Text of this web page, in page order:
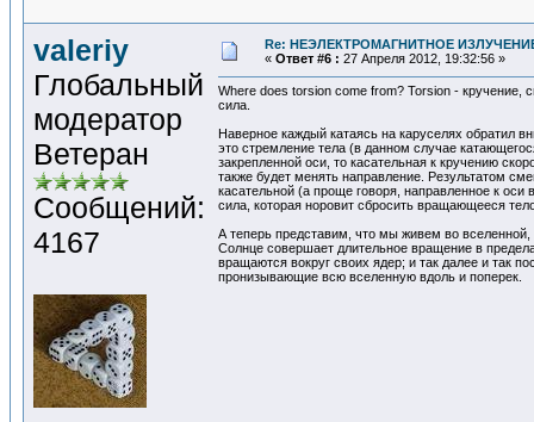
valeriy
Глобальный
модератор
Ветеран
Сообщений:
4167
Re: НЕЭЛЕКТРОМАГНИТНОЕ
« Ответ #6 : 27 Апреля 2012, 19:32:56 »
Where does torsion come from? Torsion - кручение,
сила.
Наверное каждый катаясь на каруселях обратил
это стремление тела (в данном случае
закрепленной оси, то касательная к кручению
также будет менять направление. Результатом
касательной (а проще говоря, направленное к
сила, которая норовит сбросить вращающееся
А теперь представим, что мы живем во вселенной,
Солнце совершает длительное вращение в
вращаются вокруг своих ядер; и так далее и так
пронизывающие всю вселенную вдоль и поперек.